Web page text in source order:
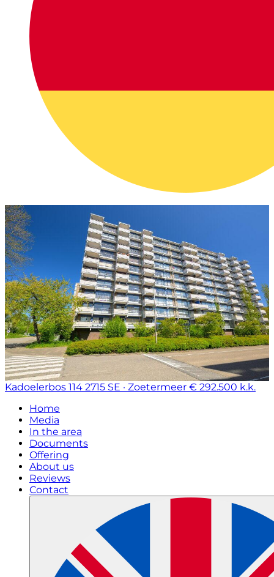
Kadoelerbos 114 2715 SE · Zoetermeer € 292.500 k.k.
Home
Media
In the area
Documents
Offering
About us
Reviews
Contact